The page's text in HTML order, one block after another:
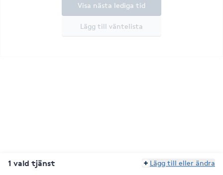
Lägg till väntelista
Visa nästa lediga tid
1 vald tjänst Lägg till eller ändra